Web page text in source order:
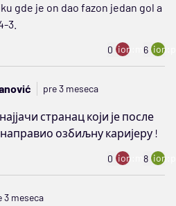
gde je on dao fazon jedan gol a
3.
0 ion:minus
6
pre 3 meseca
странац који је после
озбиљну каријеру !
0 ion:minus
8
3 meseca